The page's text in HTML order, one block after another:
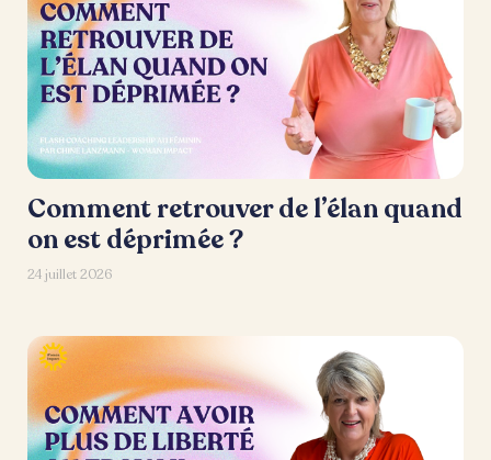
Comment retrouver de l’élan quand
on est déprimée ?
24 juillet 2026